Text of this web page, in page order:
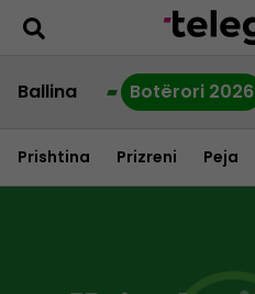
Ballina Botërori 2026
Prishtina Prizreni Peja